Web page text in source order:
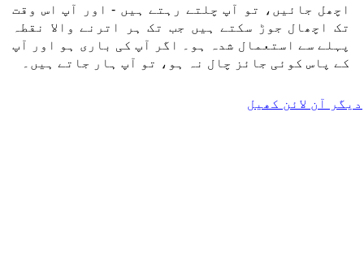
اچھل جائیں، تو آپ چلتے رہتے ہیں - اور آپ اس وقت
تک اچھال جوڑ سکتے ہیں جب تک ہر اترنے والا نقطہ
پہلے سے استعمال شدہ ہو۔ اگر آپ کی باری ہو اور آپ
کے پاس کوئی جائز چال نہ ہو، تو آپ ہار جاتے ہیں۔
دیگر آن لائن کھیل